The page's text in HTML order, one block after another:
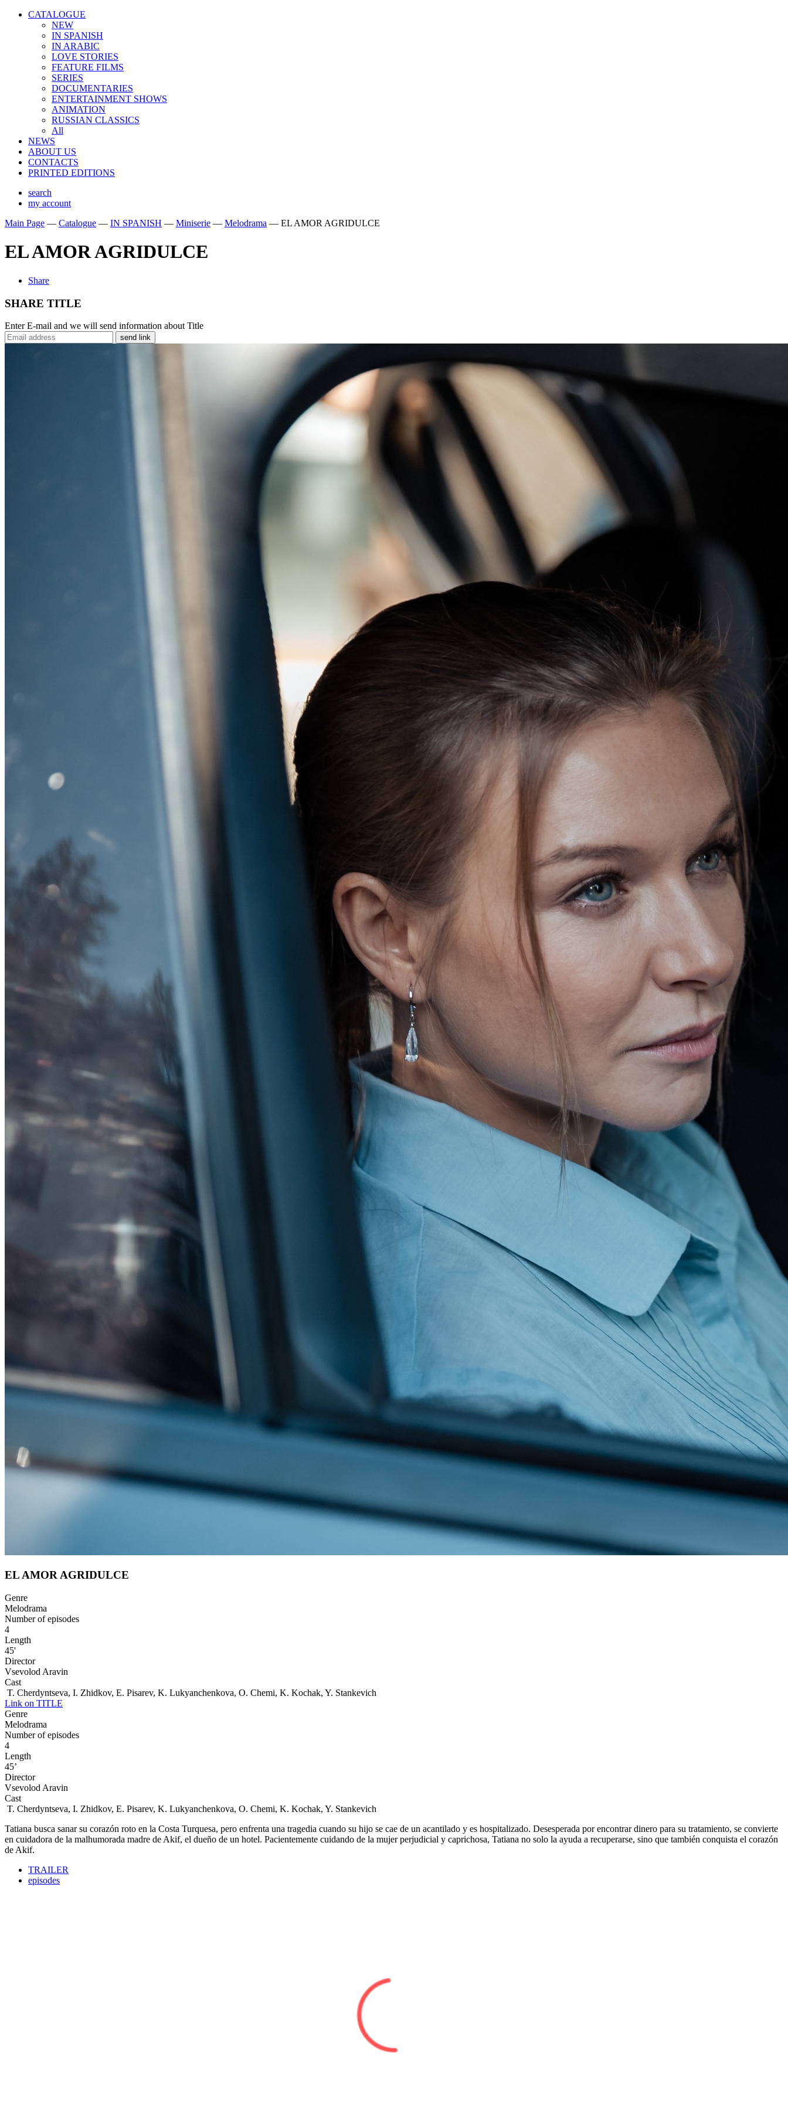
CATALOGUE
NEW
IN SPANISH
IN ARABIС
LOVE STORIES
FEATURE FILMS
SERIES
DOCUMENTARIES
ENTERTAINMENT SHOWS
ANIMATION
RUSSIAN CLASSICS
All
NEWS
ABOUT US
CONTACTS
PRINTED EDITIONS
search
my account
Main Page — Catalogue — IN SPANISH — Miniserie — Melodrama — EL AMOR AGRIDULCE
EL AMOR AGRIDULCE
Share
SHARE TITLE
Enter E-mail and we will send information about Title
send link
EL AMOR AGRIDULCE
Genre
Melodrama
Number of episodes
4
Length
45'
Director
Vsevolod Aravin
Cast
T. Cherdyntseva, I. Zhidkov, E. Pisarev, K. Lukyanchenkova, O. Chemi, K. Kochak, Y. Stankevich
Link on TITLE
Genre
Melodrama
Number of episodes
4
Length
45’
Director
Vsevolod Aravin
Cast
T. Cherdyntseva, I. Zhidkov, E. Pisarev, K. Lukyanchenkova, O. Chemi, K. Kochak, Y. Stankevich
Tatiana busca sanar su corazón roto en la Costa Turquesa, pero enfrenta una tragedia cuando su hijo se cae de un acantilado y es hospitalizado. Desesperada por encontrar dinero para su tratamiento, se convierte
en cuidadora de la malhumorada madre de Akif, el dueño de un hotel. Pacientemente cuidando de la mujer perjudicial y caprichosa, Tatiana no solo la ayuda a recuperarse, sino que también conquista el corazón
de Akif.
TRAILER
episodes